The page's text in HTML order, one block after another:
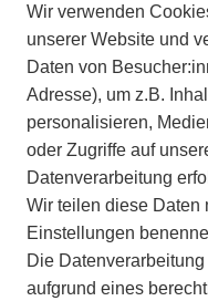
IMPRESSUM
INFORMATIONEN
ZAHLUNGSARTEN
VERSAND
Wir verwenden
unserer Website und
Daten von
Adresse), um z.B.
personalisieren,
oder Zugriffe auf
Datenverarbeitung
Wir teilen diese Daten
Einstellungen
Die
aufgrund eines